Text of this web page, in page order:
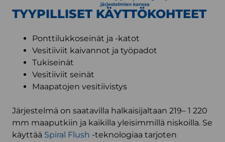
TYYPILLISET KÄYTTÖKOHTEET
Ponttilukkoseinät ja -katot
Vesitiiviit kaivannot ja työpadot
Tukiseinät
Vesitiiviit seinät
Maapatojen vesitiivistys
Järjestelmä on saatavilla halkaisijaltaan 219– 1 220
mm maaputkiin ja kaikilla yleisimmillä niskoilla. Se
käyttää Spiral Flush -teknologiaa tarjoten